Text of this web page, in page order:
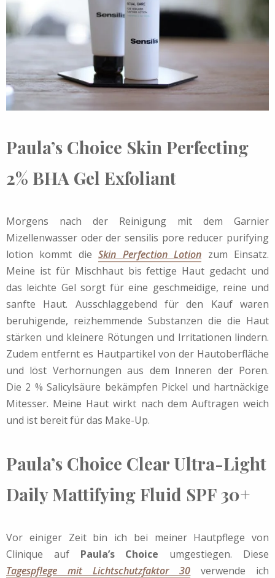
Paula’s Choice Skin Perfecting
2% BHA Gel Exfoliant
Morgens nach der Reinigung mit dem Garnier
Mizellenwasser oder der sensilis pore reducer purifying
lotion kommt dieSkin Perfection Lotion zum Einsatz.
Meine ist für Mischhaut bis fettige Haut gedacht und
das leichte Gel sorgt für eine geschmeidige, reine und
sanfte Haut. Ausschlaggebend für den Kauf waren
beruhigende, reizhemmende Substanzen die die Haut
stärken und kleinere Rötungen und Irritationen lindern.
Zudem entfernt es Hautpartikel von der Hautoberfläche
und löst Verhornungen aus dem Inneren der Poren.
Die 2 % Salicylsäure bekämpfen Pickel und hartnäckige
Mitesser. Meine Haut wirkt nach dem Auftragen weich
und ist bereit für das Make-Up.
Paula’s Choice Clear Ultra-Light
Daily Mattifying Fluid SPF 30+
Vor einiger Zeit bin ich bei meiner Hautpflege von
Clinique auf Paula’s Choice umgestiegen. Diese
Tagespflege mit Lichtschutzfaktor 30 verwende ich